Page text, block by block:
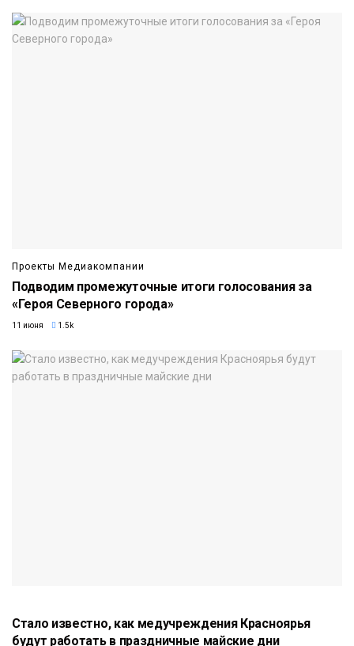
Проекты Медиакомпании
Подводим промежуточные итоги голосования за
«Героя Северного города»
11 июня 1.5k
Стало известно, как медучреждения Красноярья
будут работать в праздничные майские дни